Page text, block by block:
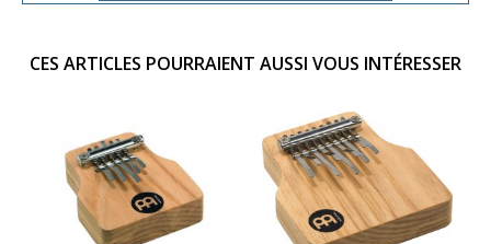
CES ARTICLES POURRAIENT AUSSI VOUS INTÉRESSER